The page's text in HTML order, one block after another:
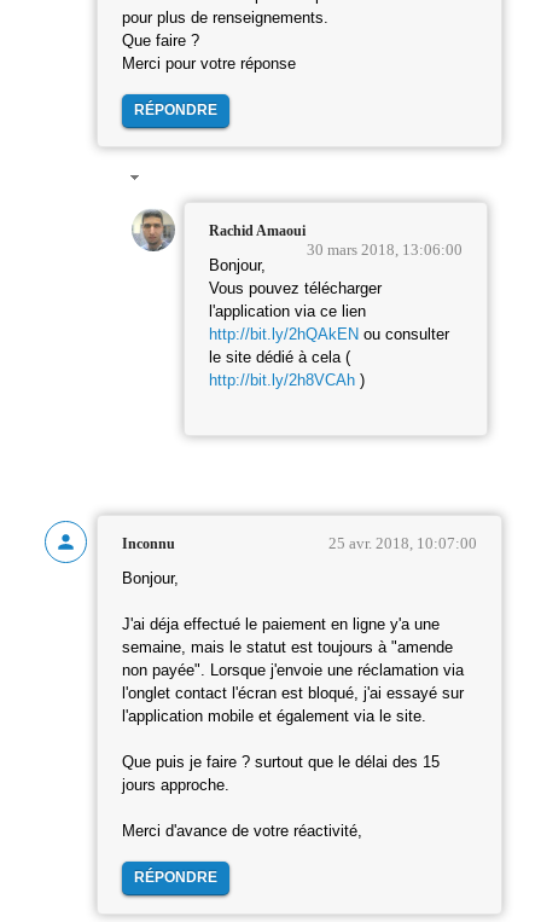
pour plus de renseignements.
Que faire ?
Merci pour votre réponse
RÉPONDRE
Rachid Amaoui
30 mars 2018, 13:06:00
Bonjour,
Vous pouvez télécharger
l'application via ce lien
http://bit.ly/2hQAkEN ou consulter
le site dédié à cela (
http://bit.ly/2h8VCAh )
Inconnu 25 avr. 2018, 10:07:00
Bonjour,
J'ai déja effectué le paiement en ligne y'a une
semaine, mais le statut est toujours à "amende
non payée". Lorsque j'envoie une réclamation via
l'onglet contact l'écran est bloqué, j'ai essayé sur
l'application mobile et également via le site.
Que puis je faire ? surtout que le délai des 15
jours approche.
Merci d'avance de votre réactivité,
RÉPONDRE